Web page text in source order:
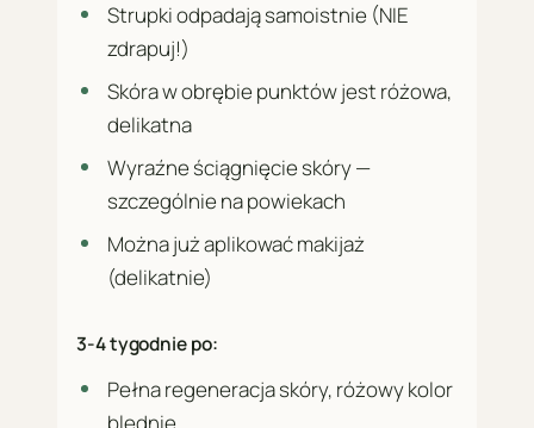
Strupki odpadają samoistnie (NIE
zdrapuj!)
Skóra w obrębie punktów jest różowa,
delikatna
Wyraźne ściągnięcie skóry —
szczególnie na powiekach
Można już aplikować makijaż
(delikatnie)
3-4 tygodnie po:
Pełna regeneracja skóry, różowy kolor